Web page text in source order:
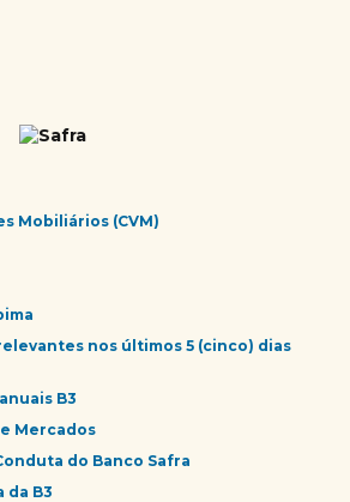
Mobiliários (CVM)
nos últimos 5 (cinco) dias
B3
Mercados
do Banco Safra
da B3